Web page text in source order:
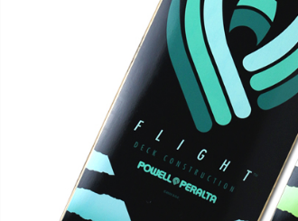
VOICE OF
AKIRA
2021.09.02